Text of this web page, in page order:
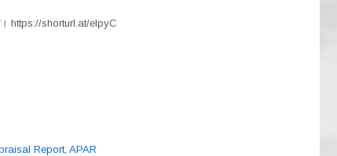
shorturl.at/elpyC
Report, APAR